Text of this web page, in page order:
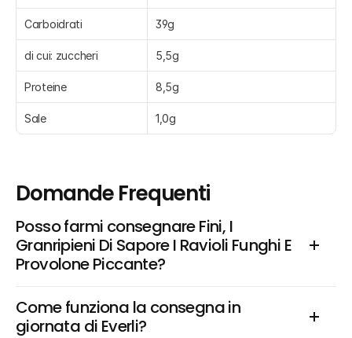
Carboidrati 39g
di cui: zuccheri 5,5g
Proteine 8,5g
Sale 1,0g
Domande Frequenti
Posso farmi consegnare Fini, I
Granripieni Di Sapore I Ravioli Funghi E
Provolone Piccante?
Come funziona la consegna in
giornata di Everli?